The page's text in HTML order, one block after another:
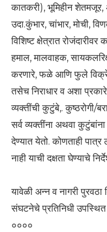
कातकरी), भूमिहीन शेतमजूर,
उदा.कुंभार, चांभार, मोची,
विशिष्ट क्षेत्रात
हमाल, मालवाहक,
करणारे, फळे आणि फुले
तसेच निराधार व अशा
व्यक्तींची कुटुंबे,. कुष्ठरोगी/
सर्व व्यक्तींना अथवा
देण्यात येतो. कोणताही पात्र
नाही याची दक्षता घेण्याचे
यावेळी अन्न व नागरी
संघटनेचे प्रतिनिधी उपस्थित
००००